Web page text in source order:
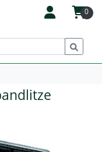
0